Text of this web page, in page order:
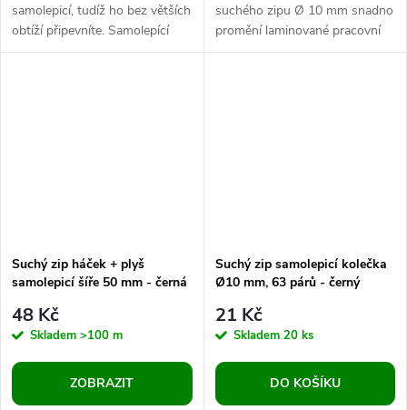
samolepicí, tudíž ho bez větších
obtíží připevníte. Samolepící
suché zipy jsou vhodné pro
suchého zipu Ø 10 mm snadno
promění laminované pracovní
listy, skládačky a výukové
Suchý zip háček + plyš
samolepicí šíře 50 mm - černá
48 Kč
Skladem >100 m
ZOBRAZIT
Suchý zip samolepicí kolečka
Ø10 mm, 63 párů - černý
21 Kč
Skladem 20 ks
DO KOŠÍKU